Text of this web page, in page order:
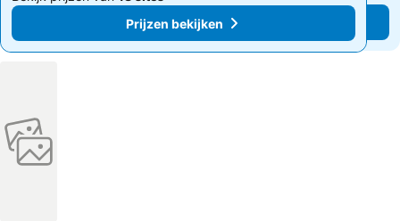
Prijzen bekijken
Prijzen bekijken